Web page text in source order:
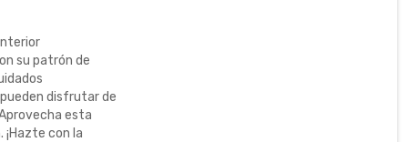
su patrón de
disfrutar de
esta
con la